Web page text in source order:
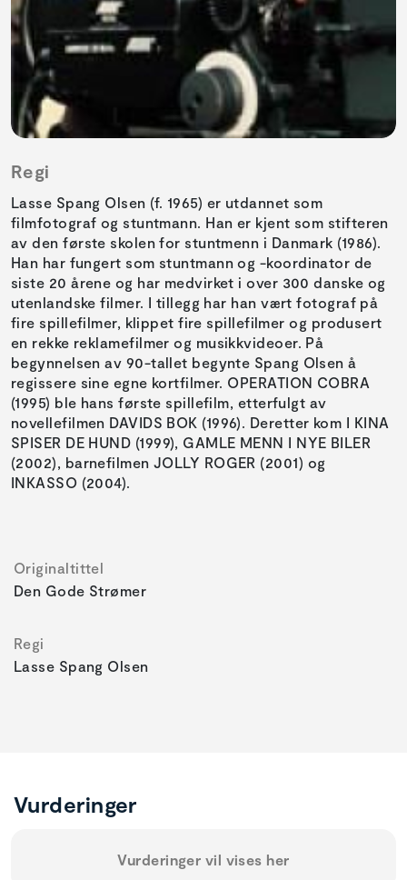
Regi
Lasse Spang Olsen (f. 1965) er utdannet som
filmfotograf og stuntmann. Han er kjent som stifteren
av den første skolen for stuntmenn i Danmark (1986).
Han har fungert som stuntmann og -koordinator de
siste 20 årene og har medvirket i over 300 danske og
utenlandske filmer. I tillegg har han vært fotograf på
fire spillefilmer, klippet fire spillefilmer og produsert
en rekke reklamefilmer og musikkvideoer. På
begynnelsen av 90-tallet begynte Spang Olsen å
regissere sine egne kortfilmer. OPERATION COBRA
(1995) ble hans første spillefilm, etterfulgt av
novellefilmen DAVIDS BOK (1996). Deretter kom I KINA
SPISER DE HUND (1999), GAMLE MENN I NYE BILER
(2002), barnefilmen JOLLY ROGER (2001) og
INKASSO (2004).
Originaltittel
Den Gode Strømer
Regi
Lasse Spang Olsen
Vurderinger
Vurderinger vil vises her